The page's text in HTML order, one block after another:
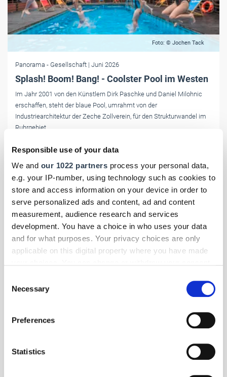
Responsible use of your data
We and our 1022 partners process your personal data,
e.g. your IP-number, using technology such as cookies to
store and access information on your device in order to
serve personalized ads and content, ad and content
measurement, audience research and services
development. You have a choice in who uses your data
and for what purposes. Your privacy choices are only
applicable on this digital property where you have made
the Privacy trigger icon.
Collect information about your geographical location
Identify your device by actively scanning it for
Selection
Necessary
Preferences
Statistics
Foto: © Jochen Tack
Panorama - Gesellschaft | Juni 2026
Splash! Boom! Bang! - Coolster Pool im Westen
Im Jahr 2001 von den Künstlern Dirk Paschke und Daniel Milohnic
erschaffen, steht der blaue Pool, umrahmt von der
Industriearchitektur der Zeche Zollverein, für den Strukturwandel im
Ruhrgebiet.
Foto: © dolgachov/123RF.com
Von smarten Toren und Robotern, die Bälle